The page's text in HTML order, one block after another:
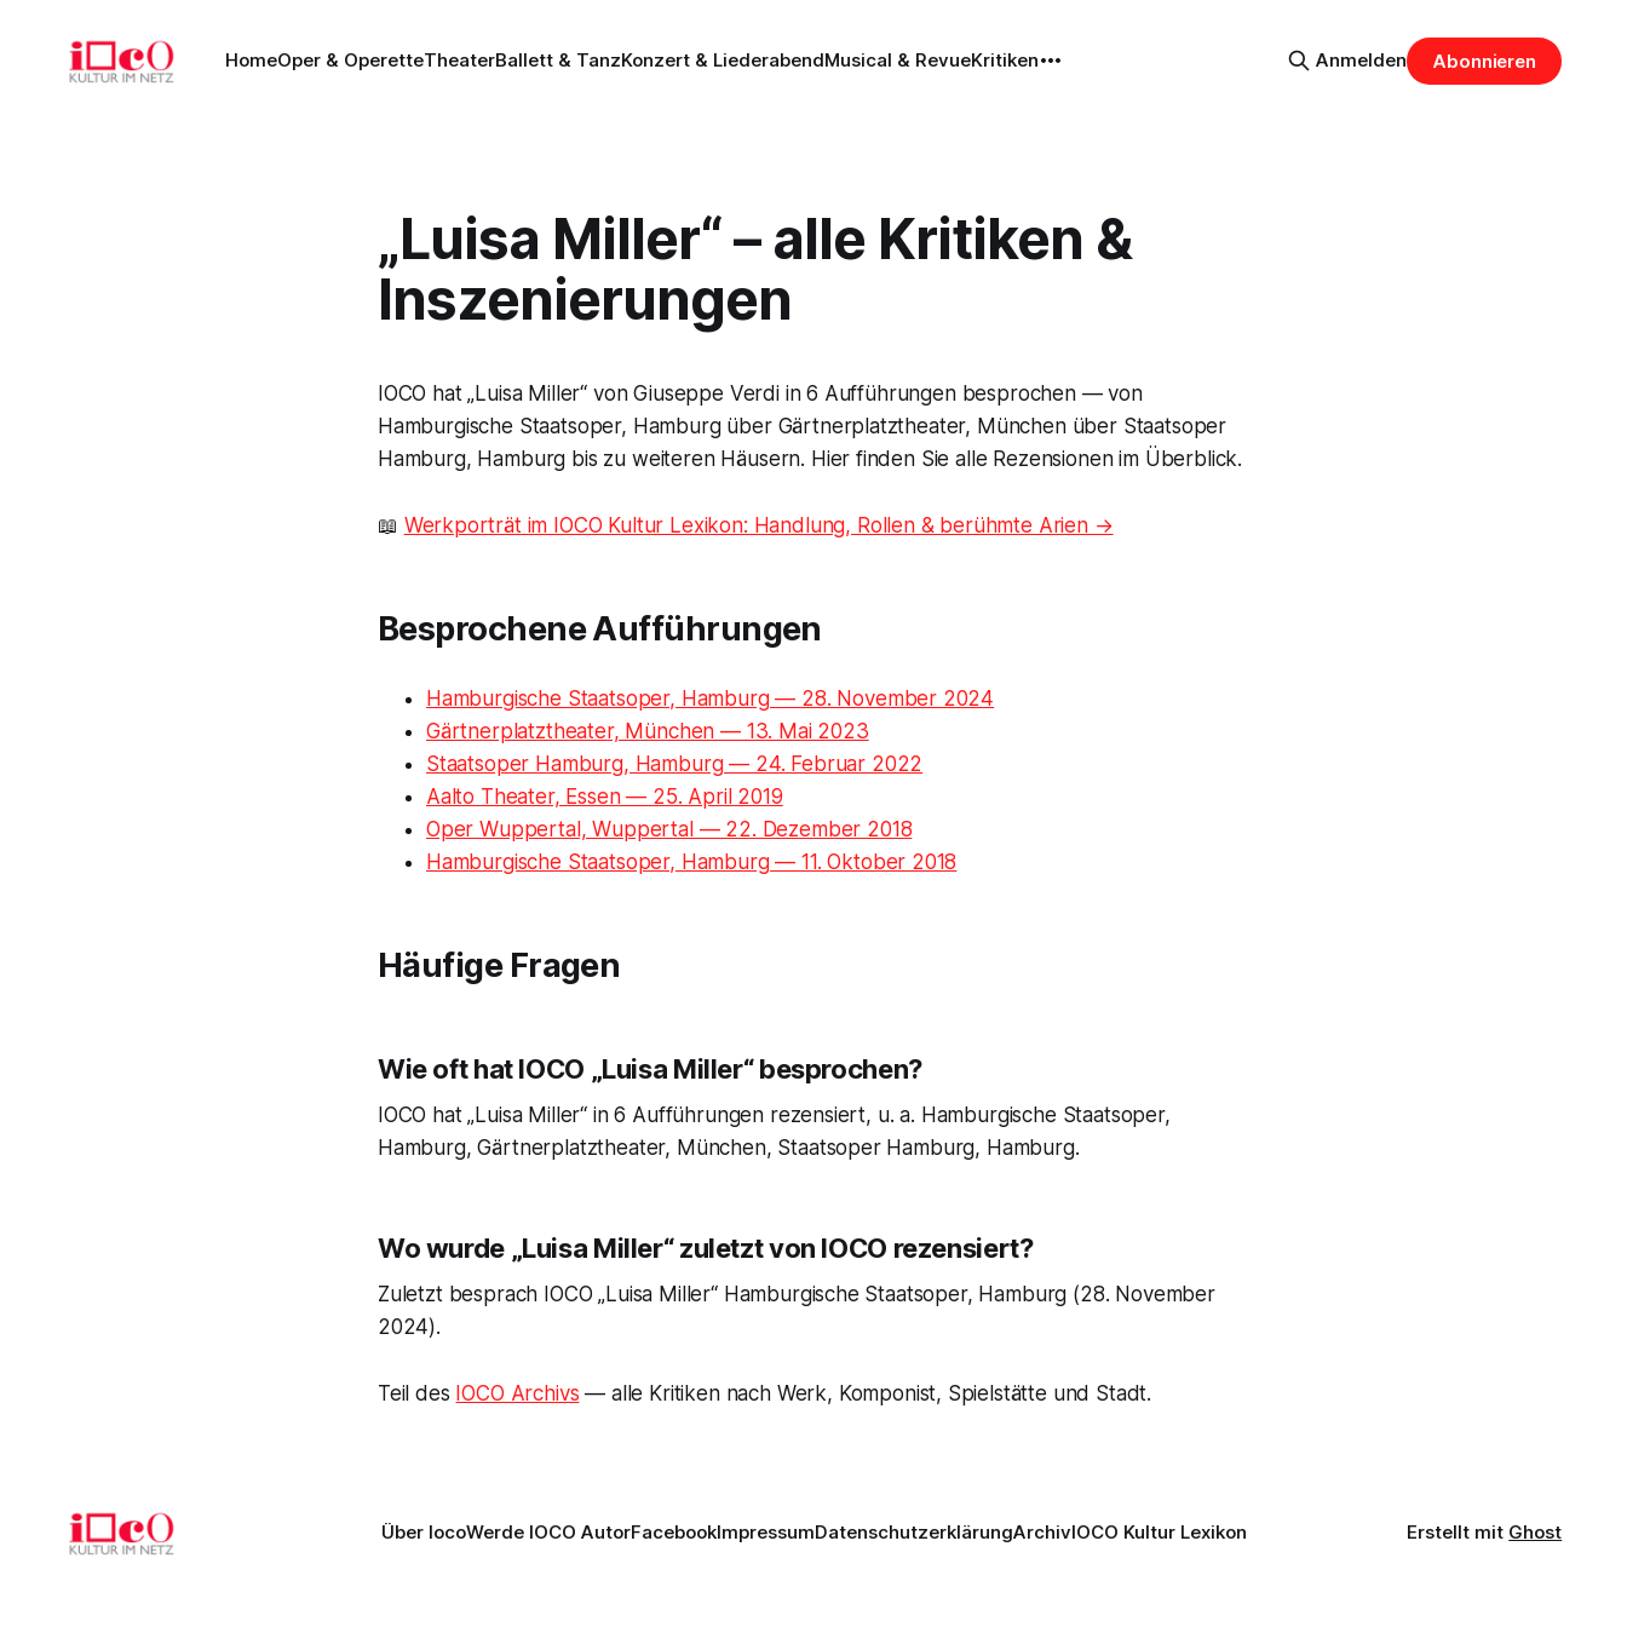
HomeOper & OperetteTheaterBallett & TanzKonzert & LiederabendMusical & RevueKritiken Anmelden Abonnieren
„Luisa Miller“ – alle Kritiken &
Inszenierungen
IOCO hat „Luisa Miller“ von Giuseppe Verdi in 6 Aufführungen besprochen — von
Hamburgische Staatsoper, Hamburg über Gärtnerplatztheater, München über Staatsoper
Hamburg, Hamburg bis zu weiteren Häusern. Hier finden Sie alle Rezensionen im Überblick.
📖 Werkporträt im IOCO Kultur Lexikon: Handlung, Rollen & berühmte Arien →
Besprochene Aufführungen
Hamburgische Staatsoper, Hamburg — 28. November 2024
Gärtnerplatztheater, München — 13. Mai 2023
Staatsoper Hamburg, Hamburg — 24. Februar 2022
Aalto Theater, Essen — 25. April 2019
Oper Wuppertal, Wuppertal — 22. Dezember 2018
Hamburgische Staatsoper, Hamburg — 11. Oktober 2018
Häufige Fragen
Wie oft hat IOCO „Luisa Miller“ besprochen?
IOCO hat „Luisa Miller“ in 6 Aufführungen rezensiert, u. a. Hamburgische Staatsoper,
Hamburg, Gärtnerplatztheater, München, Staatsoper Hamburg, Hamburg.
Wo wurde „Luisa Miller“ zuletzt von IOCO rezensiert?
Zuletzt besprach IOCO „Luisa Miller“ Hamburgische Staatsoper, Hamburg (28. November
2024).
Teil des IOCO Archivs — alle Kritiken nach Werk, Komponist, Spielstätte und Stadt.
Über IocoWerde IOCO AutorFacebookImpressumDatenschutzerklärungArchivIOCO Kultur Lexikon Erstellt mit Ghost